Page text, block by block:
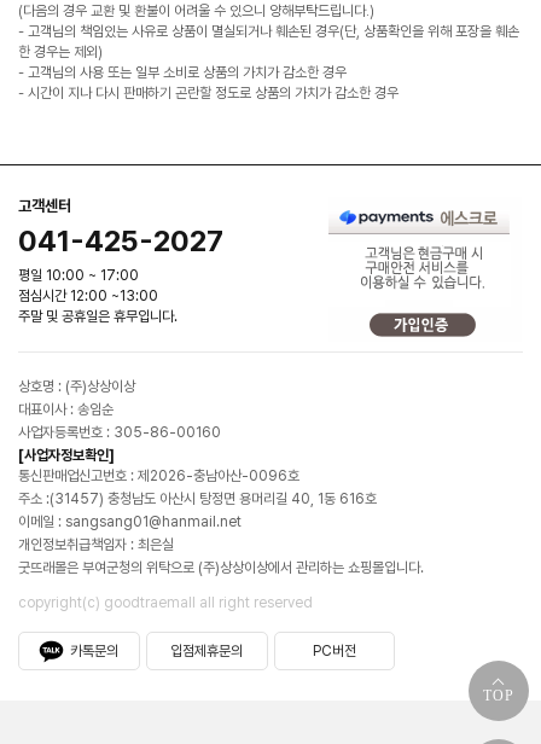
(다음의 경우 교환 및 환불이 어려울 수 있으니 양해부탁드립니다.)
- 고객님의 책임있는 사유로 상품이 멸실되거나 훼손된 경우(단, 상품확인을 위해 포장을 훼손
한 경우는 제외)
- 고객님의 사용 또는 일부 소비로 상품의 가치가 감소한 경우
- 시간이 지나 다시 판매하기 곤란할 정도로 상품의 가치가 감소한 경우
고객센터
041-425-2027
평일 10:00 ~ 17:00
점심시간 12:00 ~13:00
주말 및 공휴일은 휴무입니다.
상호명 : (주)상상이상
대표이사 : 송임순
사업자등록번호 : 305-86-00160
[사업자정보확인]
통신판매업신고번호 : 제2026-충남아산-0096호
주소 :(31457) 충청남도 아산시 탕정면 용머리길 40, 1동 616호
이메일 : sangsang01@hanmail.net
개인정보취급책임자 : 최은실
굿뜨래몰은 부여군청의 위탁으로 (주)상상이상에서 관리하는 쇼핑몰입니다.
copyright(c) goodtraemall all right reserved
카톡문의 입점제휴문의 PC버전
TOP